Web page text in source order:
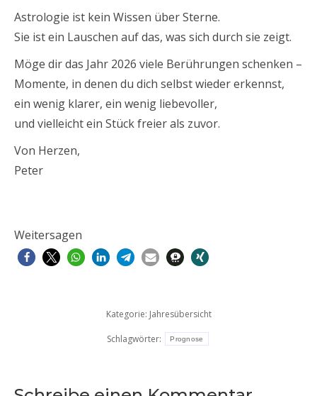
Astrologie ist kein Wissen über Sterne.
Sie ist ein Lauschen auf das, was sich durch sie zeigt.
Möge dir das Jahr 2026 viele Berührungen schenken –
Momente, in denen du dich selbst wieder erkennst,
ein wenig klarer, ein wenig liebevoller,
und vielleicht ein Stück freier als zuvor.
Von Herzen,
Peter
Weitersagen
Kategorie: Jahresübersicht
Schlagwörter: Prognose